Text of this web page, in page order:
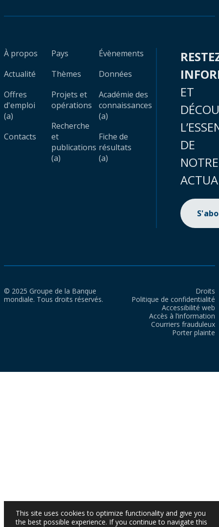
À propos
Actualité
Offres
d'emploi
(a)
Contacts
Pays
Thèmes
Projets et
opérations
Recherche
et
publications
(a)
Évènements
Données
Académie des
connaissances
(a)
Fiche de
résultats
(a)
ET
DE
NOTRE
© 2025 Groupe de la Banque
mondiale. Tous droits réservés.
Droits
Politique de confidentialité
Accessibilité web
Accès à l’information
Courriers frauduleux
Porter plainte
This site uses cookies to optimize functionality and give you
the best possible experience. If you continue to navigate this